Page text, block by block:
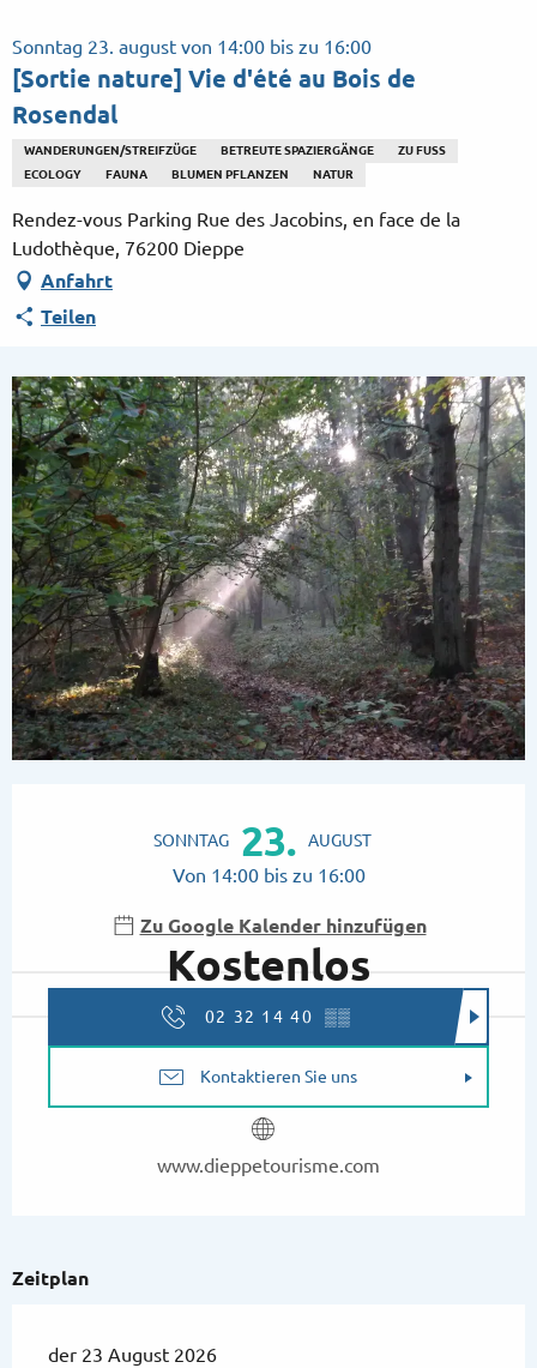
au
contenu
Sonntag 23. august von 14:00 bis zu 16:00
[Sortie nature] Vie d'été au Bois de
Rosendal
WANDERUNGEN/STREIFZÜGE BETREUTE SPAZIERGÄNGE
ZU FUSS
ECOLOGY
FAUNA BLUMEN PFLANZEN NATUR
Rendez-vous Parking Rue des Jacobins, en face de la
Ludothèque, 76200 Dieppe
Anfahrt
Teilen
SONNTAG 23. AUGUST
Von 14:00 bis zu 16:00
Zu Google Kalender hinzufügen
Kostenlos
02 32 14 40 ▒▒
Kontaktieren Sie uns
www.dieppetourisme.com
Zeitplan
der 23 August 2026